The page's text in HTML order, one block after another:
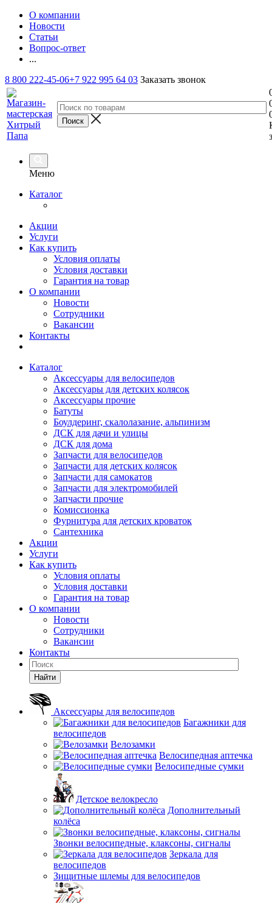
О компании
Новости
Статьи
Вопрос-ответ
...
8 800 222-45-06+7 922 995 64 03 Заказать звонок
Меню
Каталог
Акции
Услуги
Как купить
Условия оплаты
Условия доставки
Гарантия на товар
О компании
Новости
Сотрудники
Вакансии
Контакты
Каталог
Аксессуары для велосипедов
Аксессуары для детских колясок
Аксессуары прочие
Батуты
Боулдеринг, скалолазание, альпинизм
ДСК для дачи и улицы
ДСК для дома
Запчасти для велосипедов
Запчасти для детских колясок
Запчасти для самокатов
Запчасти для электромобилей
Запчасти прочие
Комиссионка
Фурнитура для детских кроваток
Сантехника
Акции
Услуги
Как купить
Условия оплаты
Условия доставки
Гарантия на товар
О компании
Новости
Сотрудники
Вакансии
Контакты
Найти
Аксессуары для велосипедов
Багажники для
велосипедов
Велозамки
Велосипедная аптечка
Велосипедные сумки
Детское велокресло
Дополнительный
колёса
Звонки велосипедные, клаксоны, сигналы
Зеркала для
велосипедов
Зищитные шлемы для велосипедов